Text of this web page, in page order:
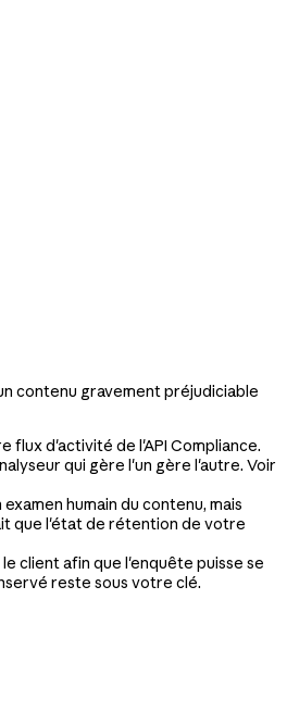
contenu gravement préjudiciable
flux d'activité de l'API Compliance.
qui gère l'un gère l'autre. Voir
humain du contenu, mais
que l'état de rétention de votre
client afin que l'enquête puisse se
reste sous votre clé.